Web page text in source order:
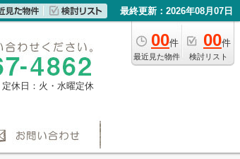
最終更新：2026年08月07日
00件
最近見た物件
00件
検討リスト
定休日：火・水曜定休